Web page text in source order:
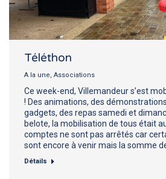
Téléthon
A la une, Associations
Ce week-end, Villemandeur s’est
! Des animations, des
gadgets, des repas samedi et
belote, la mobilisation de tous était
comptes ne sont pas arrêtés car
sont encore à venir mais la somme
Détails